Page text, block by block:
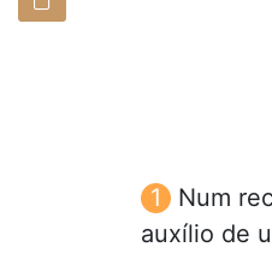
Num
auxílio de